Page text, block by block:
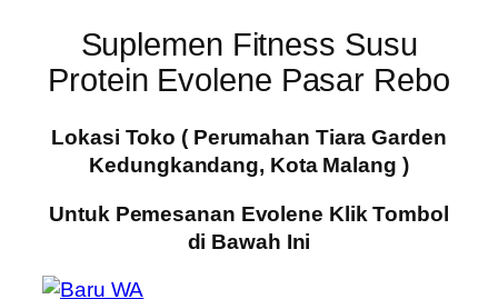
Suplemen Fitness Susu
Protein Evolene Pasar Rebo
Lokasi Toko ( Perumahan Tiara Garden
Kedungkandang, Kota Malang )
Untuk Pemesanan Evolene Klik Tombol
di Bawah Ini